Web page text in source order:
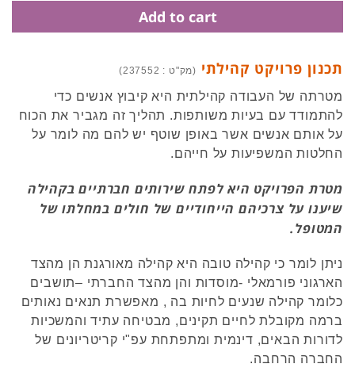
תכנון פרויקט קהילתי (מק"ט : 237552)
מטרתה של העבודה קהילתית היא קיבוץ אנשים כדי
להתמודד עם בעיות משותפות. תהליך זה מגביר את הכוח
על אותם אנשים אשר באופן שוטף יש להם מה לומר על
החלטות המשפיעות על חייהם.
מטרת הפרויקט היא לפתח שירותים חברתיים בקהילה
שיענו על צרכיהם הייחודיים של חולים במחלתו של
המטופל.
ניתן לומר כי קהילה טובה היא קהילה מאורגנת הן מהצד
הארגוני פורמאלי -מוסדות והן מהצד החברתי –תושבים
כלומר קהילה שנעים לחיות בה , מאפשרת תנאים נאותים
ברמה מקובלת לחיים תקינים, מבטיחה עתיד והמשכיות
לדורות הבאים, דינמית ומתפתחת עפ"י קריטריונים של
החברה הרחבה.
Add to cart